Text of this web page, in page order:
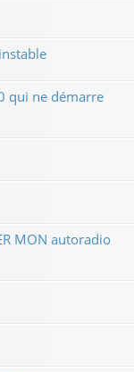
qui ne démarre
MON autoradio